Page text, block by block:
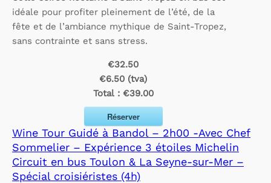
idéale pour profiter pleinement de l’été, de la
fête et de l’ambiance mythique de Saint-Tropez,
sans contrainte et sans stress.
€32.50
€6.50 (tva)
Total : €39.00
Réserver
Wine Tour Guidé à Bandol – 2h00 -Avec Chef
Sommelier – Expérience 3 étoiles Michelin
Circuit en bus Toulon & La Seyne-sur-Mer –
Spécial croisiéristes (4h)